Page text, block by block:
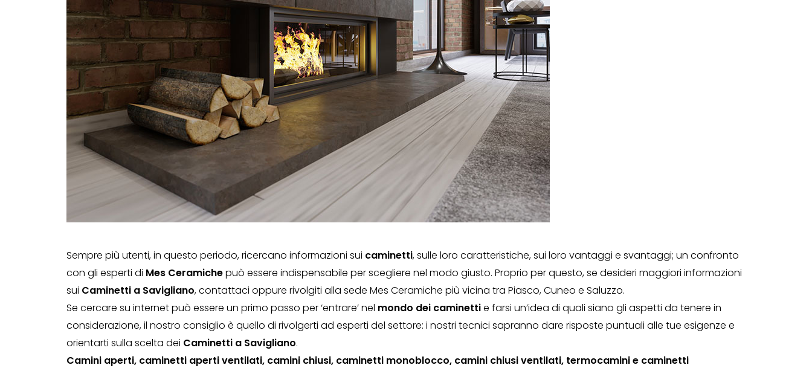
Sempre più utenti, in questo periodo, ricercano informazioni sui caminetti, sulle loro caratteristiche, sui loro vantaggi e svantaggi; un confronto
con gli esperti di Mes Ceramichepuò essere indispensabile per scegliere nel modo giusto. Proprio per questo, se desideri maggiori informazioni
sui Caminetti a Savigliano, contattaci oppure rivolgiti alla sede Mes Ceramiche più vicina tra Piasco, Cuneo e Saluzzo.
Se cercare su internet può essere un primo passo per ‘entrare’ nel mondo dei caminettie farsi un’idea di quali siano gli aspetti da tenere in
considerazione, il nostro consiglio è quello di rivolgerti ad esperti del settore: i nostri tecnici sapranno dare risposte puntuali alle tue esigenze e
orientarti sulla scelta dei Caminetti a Savigliano.
Camini aperti, caminetti aperti ventilati, camini chiusi, caminetti monoblocco, camini chiusi ventilati, termocamini e caminetti